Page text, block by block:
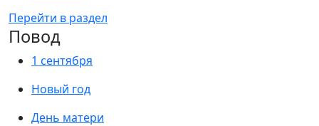
Перейти в раздел
Повод
1 сентября
Новый год
День матери